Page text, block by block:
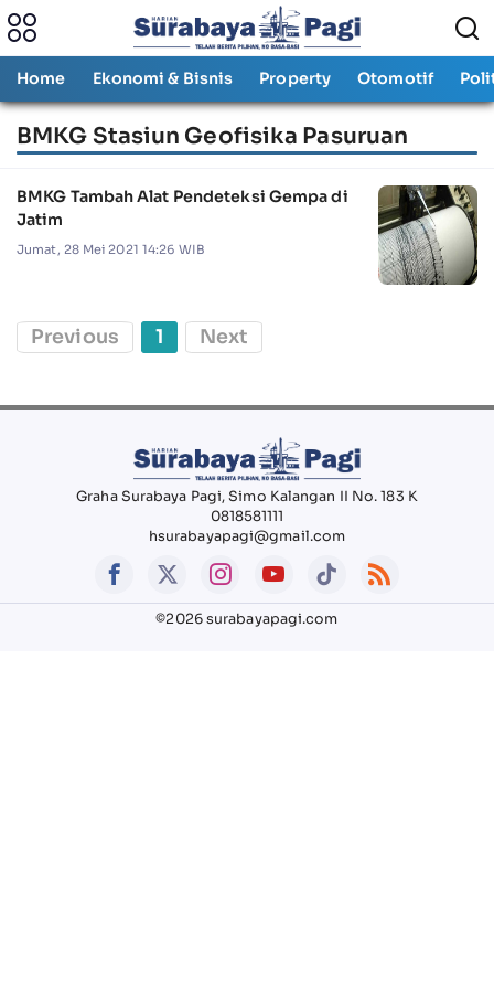
Home Ekonomi & Bisnis Property Otomotif
BMKG Stasiun Geofisika Pasuruan
BMKG Tambah Alat Pendeteksi Gempa di
Jatim
Jumat, 28 Mei 2021 14:26 WIB
Previous 1 Next
Graha Surabaya Pagi, Simo Kalangan II No. 183 K
0818581111
hsurabayapagi@gmail.com
©2026 surabayapagi.com